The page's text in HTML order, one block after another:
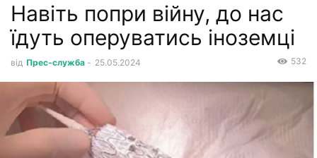
Навіть попри війну, до нас
їдуть оперуватись іноземці
від Прес-служба - 25.05.2024 532